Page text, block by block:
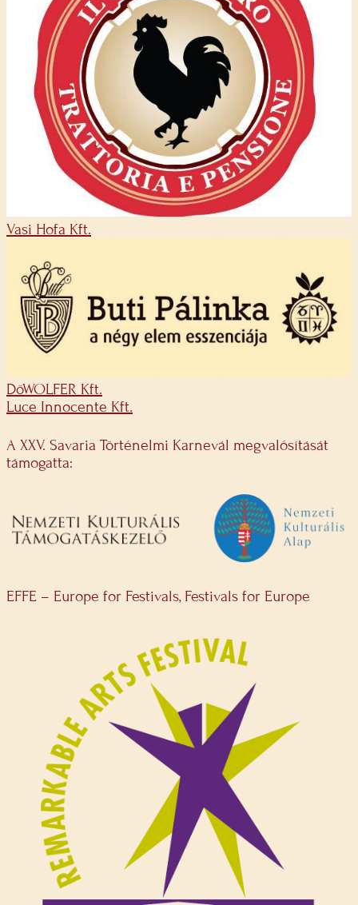
Vasi Hofa Kft.
DöWOLFER Kft.
Luce Innocente Kft.
A XXV. Savaria Történelmi Karnevál megvalósítását
támogatta:
EFFE – Europe for Festivals, Festivals for Europe